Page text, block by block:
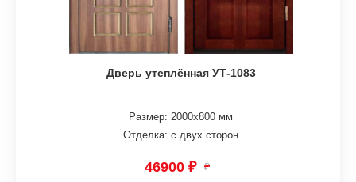
Дверь утеплённая УТ-1083
Размер: 2000х800 мм
Отделка: с двух сторон
46900 ₽ ₽